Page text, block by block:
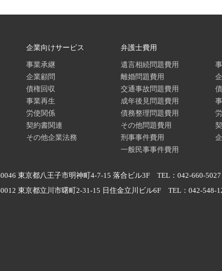
企業向けサービス
事業承継
企業顧問
債権回収
事業再生
労使関係
契約書関連
その他企業法務
弁護士費用
遺言相続問題費用
離婚問題費用
交通事故問題費用
成年後見問題費用
債務整理問題費用
その他問題費用
刑事事件費用
一般民事事件費用
東京都八王子市明神町4-7-15 落合ビル3F TEL：042-660-5027
東京都立川市曙町2-31-15 日住金立川ビル6F TEL：042-548-